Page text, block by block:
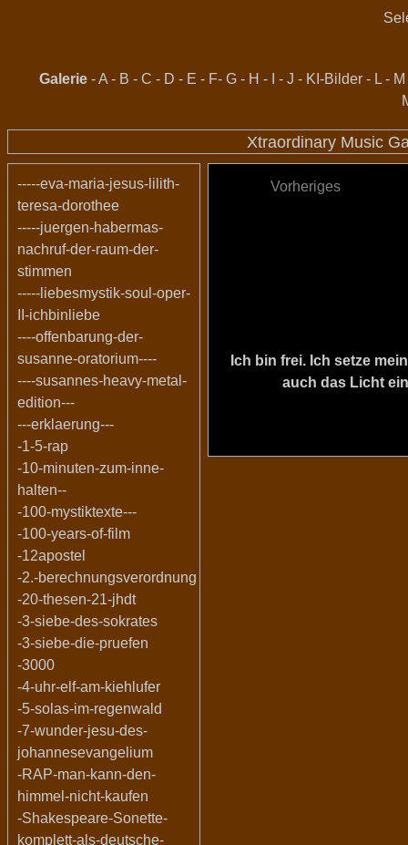
Galerie -A - B - C - D - E - F- G - H - - J - KI-Bilder - L - M
Xtraordinary Music
-----eva-maria-jesus-lilith-
teresa-dorothee
-----juergen-habermas-
nachruf-der-raum-der-
stimmen
-----liebesmystik-soul-oper-
II-ichbinliebe
----offenbarung-der-
susanne-oratorium----
----susannes-heavy-metal-
edition---
---erklaerung---
-1-5-rap
-10-minuten-zum-inne-
halten--
-100-mystiktexte---
-100-years-of-film
-12apostel
-2.-berechnungsverordnung
-20-thesen-21-jhdt
-3-siebe-des-sokrates
-3-siebe-die-pruefen
-3000
-4-uhr-elf-am-kiehlufer
-5-solas-im-regenwald
-7-wunder-jesu-des-
johannesevangelium
-RAP-man-kann-den-
himmel-nicht-kaufen
-Shakespeare-Sonette-
komplett-als-deutsche-
Vorheriges
Ich bin frei. Ich setze
auch das Licht